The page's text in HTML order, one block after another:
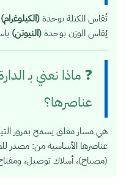
تُقاس الكتلة بوحدة(الكيلوغرام)
يُقاس الوزن بوحدة(النيوتن)
❓ ماذا نعني بـ
عناصرها؟
هي مسار مغلق يسمح بمرور
عناصرها الأساسية من: مصدر
(مصباح)، أسلاك توصيل،